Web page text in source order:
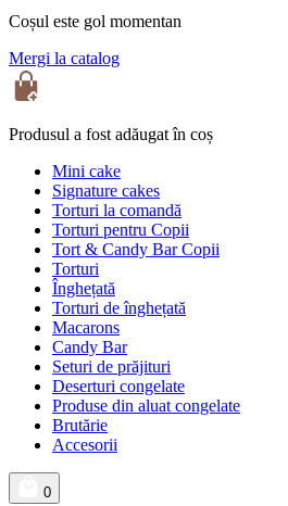
Coșul este gol momentan
Mergi la catalog
Produsul a fost adăugat în coș
Mini cake
Signature cakes
Torturi la comandă
Torturi pentru Copii
Tort & Candy Bar Copii
Torturi
Înghețată
Torturi de înghețată
Macarons
Candy Bar
Seturi de prăjituri
Deserturi congelate
Produse din aluat congelate
Brutărie
Accesorii
0